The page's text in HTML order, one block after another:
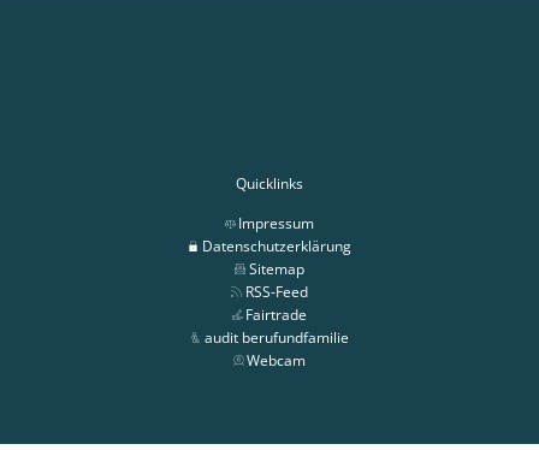
Quicklinks
Impressum
Datenschutzerklärung
Sitemap
RSS-Feed
Fairtrade
audit berufundfamilie
Webcam